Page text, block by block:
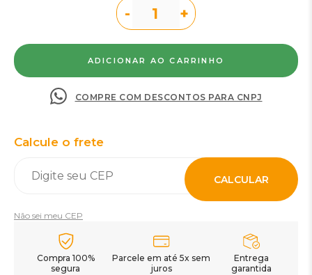
- +
COMPRE COM DESCONTOS PARA CNPJ
Calcule o frete
CALCULAR
Não sei meu CEP
Compra 100%
segura
Parcele em até 5x sem
juros
Entrega
garantida